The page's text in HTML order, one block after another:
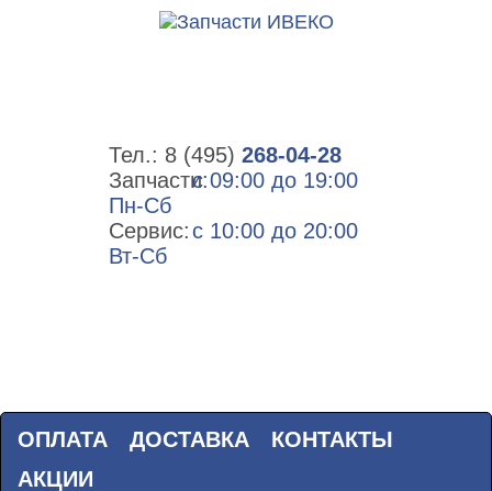
Тел.: 8 (495) 268-04-28
Запчасти:с 09:00 до 19:00
Пн-Сб
Сервис:с 10:00 до 20:00
Вт-Сб
ОПЛАТА ДОСТАВКА
КОНТАКТЫ
АКЦИИ